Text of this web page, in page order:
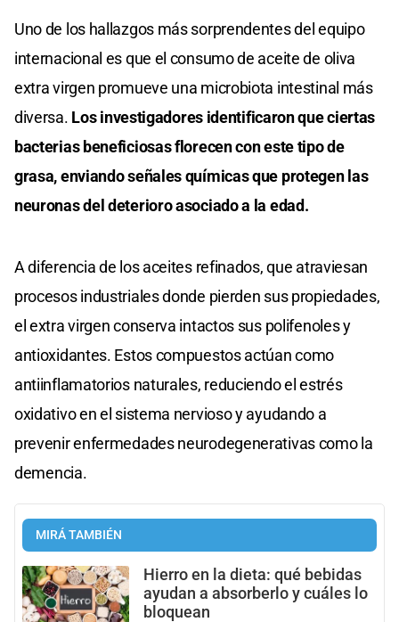
Uno de los hallazgos más sorprendentes del equipo
internacional es que el consumo de aceite de oliva
extra virgen promueve una microbiota intestinal más
diversa. Los investigadores identificaron que ciertas
bacterias beneficiosas florecen con este tipo de
grasa, enviando señales químicas que protegen las
neuronas del deterioro asociado a la edad.
A diferencia de los aceites refinados, que atraviesan
procesos industriales donde pierden sus propiedades,
el extra virgen conserva intactos sus polifenoles y
antioxidantes. Estos compuestos actúan como
antiinflamatorios naturales, reduciendo el estrés
oxidativo en el sistema nervioso y ayudando a
prevenir enfermedades neurodegenerativas como la
demencia.
MIRÁ TAMBIÉN
Hierro en la dieta: qué bebidas
ayudan a absorberlo y cuáles lo
bloquean